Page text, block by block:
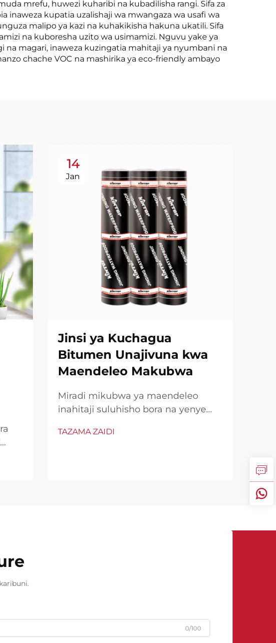
mrefu, huwezi kuharibi na kubadilisha rangi. Sifa za
kupatia uzalishaji wa mwangaza wa usafi wa
malipo ya kazi na kuhakikisha hakuna ukatili. Sifa
na kuboresha uzito wa usimamizi. Nguvu yake ya
magari, inaweza kuzingatia mahitaji ya nyumbani na
chache VOC na mashirika ya eco-friendly ambayo
ya
14
Jan
Jinsi ya Kuchagua
Bitumen Unajivuna kwa
Maendeleo Makubwa
Miradi mikubwa ya maendeleo
inahitaji suluhisho bora na yenye
inaweza kuwakilisha muda na
TAZAMA ZAIDI
ya
0/100